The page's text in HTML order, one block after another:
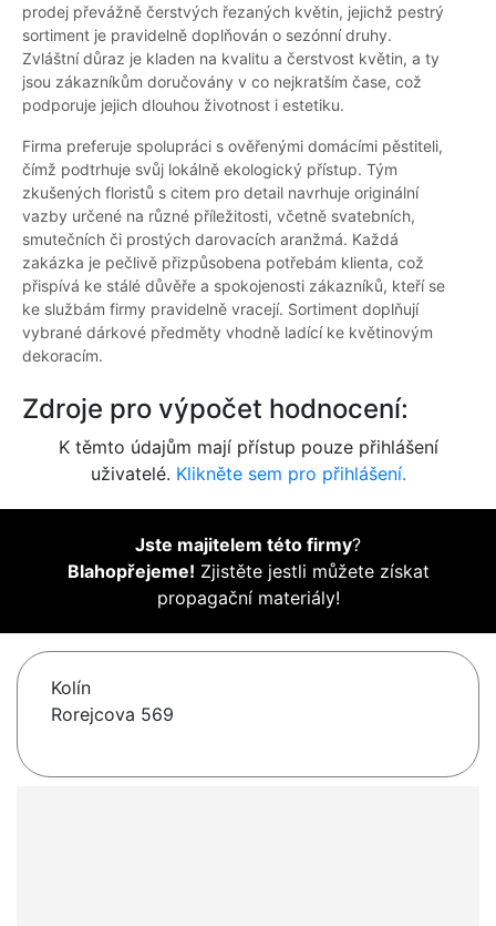
prodej převážně čerstvých řezaných květin, jejichž pestrý
sortiment je pravidelně doplňován o sezónní druhy.
Zvláštní důraz je kladen na kvalitu a čerstvost květin, a ty
jsou zákazníkům doručovány v co nejkratším čase, což
podporuje jejich dlouhou životnost i estetiku.
Firma preferuje spolupráci s ověřenými domácími pěstiteli,
čímž podtrhuje svůj lokálně ekologický přístup. Tým
zkušených floristů s citem pro detail navrhuje originální
vazby určené na různé příležitosti, včetně svatebních,
smutečních či prostých darovacích aranžmá. Každá
zakázka je pečlivě přizpůsobena potřebám klienta, což
přispívá ke stálé důvěře a spokojenosti zákazníků, kteří se
ke službám firmy pravidelně vracejí. Sortiment doplňují
vybrané dárkové předměty vhodně ladící ke květinovým
dekoracím.
Zdroje pro výpočet hodnocení:
K těmto údajům mají přístup pouze přihlášení
uživatelé. Klikněte sem pro přihlášení.
Jste majitelem této firmy?
Blahopřejeme! Zjistěte jestli můžete získat
propagační materiály!
Kolín
Rorejcova 569